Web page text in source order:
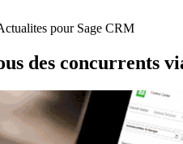
pour Sage CRM
des concurrents